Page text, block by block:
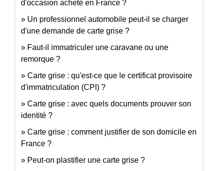
d'occasion acheté en France ?
Un professionnel automobile peut-il se charger
d'une demande de carte grise ?
Faut-il immatriculer une caravane ou une
remorque ?
Carte grise : qu'est-ce que le certificat provisoire
d'immatriculation (CPI) ?
Carte grise : avec quels documents prouver son
identité ?
Carte grise : comment justifier de son domicile en
France ?
Peut-on plastifier une carte grise ?